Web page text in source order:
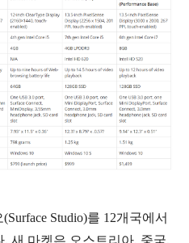
Studio)를 12개국에서
. 새 마켓은 오스트리아, 중국,